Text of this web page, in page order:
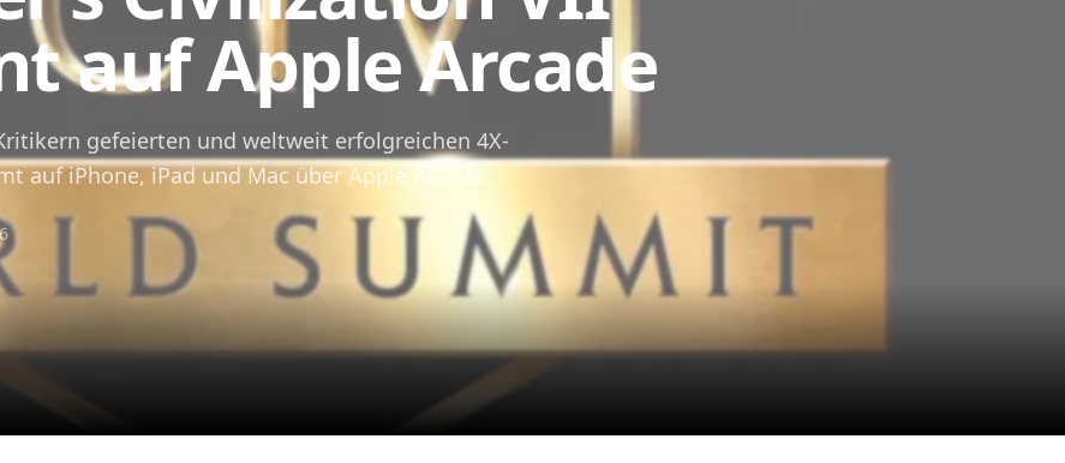
auf Apple Arcade
gefeierten und weltweit erfolgreichen 4X-
auf iPhone, iPad und Mac über Apple Arcade.